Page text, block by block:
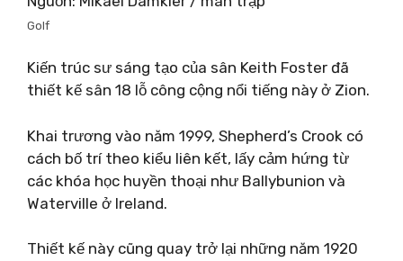
Golf
Kiến trúc sư sáng tạo của sân Keith Foster đã
thiết kế sân 18 lỗ công cộng nổi tiếng này ở Zion.
Khai trương vào năm 1999, Shepherd’s Crook có
cách bố trí theo kiểu liên kết, lấy cảm hứng từ
các khóa học huyền thoại như Ballybunion và
Waterville ở Ireland.
Thiết kế này cũng quay trở lại những năm 1920